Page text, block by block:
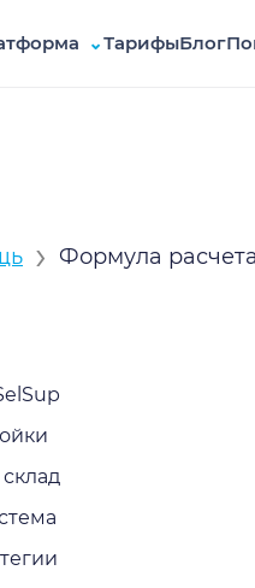
⌄ТарифыБлог
› Формула